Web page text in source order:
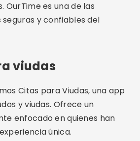
OurTime es una de las
y confiables del
viudas
Citas para Viudas, una app
y viudas. Ofrece un
enfocado en quienes han
única.